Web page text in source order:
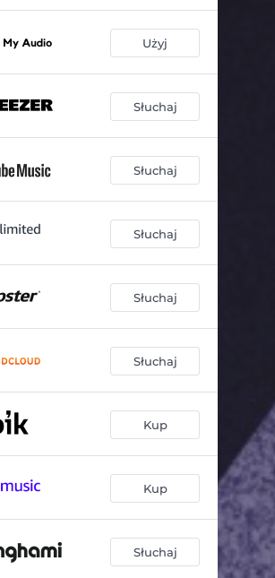
Użyj
Słuchaj
Słuchaj
Słuchaj
Słuchaj
Słuchaj
Kup
Kup
Słuchaj